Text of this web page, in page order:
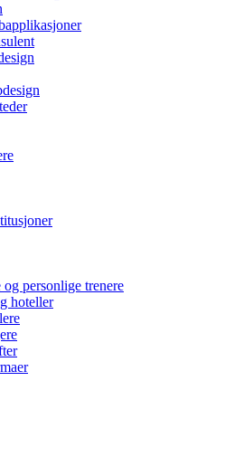
og personlige trenere
hoteller